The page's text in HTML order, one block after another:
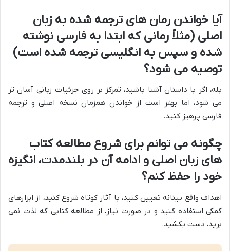
آیا خواندن رمان های ترجمه شده به زبان
اصلی (مثلاً رمانی که ابتدا به فارسی نوشته
شده و سپس به انگلیسی ترجمه شده است)
توصیه می شود؟
بله، اگر با داستان آشنا باشید، تمرکز بر روی جزئیات زبانی آسان تر
می شود، اما بهتر است از خواندن همزمان نسخه اصلی و ترجمه
فارسی پرهیز کنید.
چگونه می توانم برای شروع مطالعه کتاب
های زبان اصلی و ادامه آن در بلندمدت، انگیزه
خود را حفظ کنم؟
اهداف واقع بینانه تعیین کنید، با آثار کوتاه شروع کنید، از ابزارهای
کمکی استفاده کنید و در صورت نیاز، از مطالعه کتابی که لذت نمی
برید، دست بکشید.